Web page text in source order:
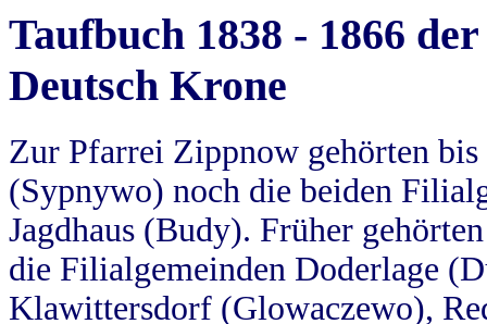
Taufbuch 1838 - 1866
Deutsch Krone
Zur Pfarrei Zippnow gehörten
(Sypnywo) noch die beiden
Jagdhaus (Budy). Früher
die Filialgemeinden Doderlage
Klawittersdorf (Glowaczewo),